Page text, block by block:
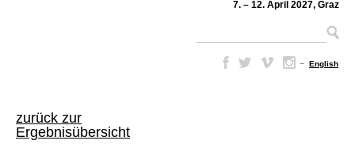
7. – 12. April 2027, Graz
– English
zurück zur
Ergebnisübersicht